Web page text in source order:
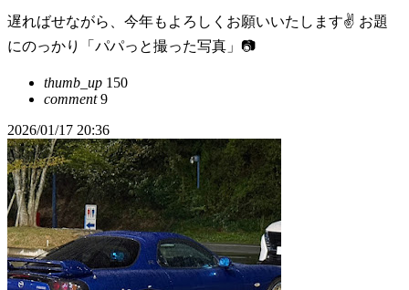
遅ればせながら、今年もよろしくお願いいたします✌️ お題
にのっかり「パパっと撮った写真」📷
thumb_up 150
comment9
2026/01/17 20:36